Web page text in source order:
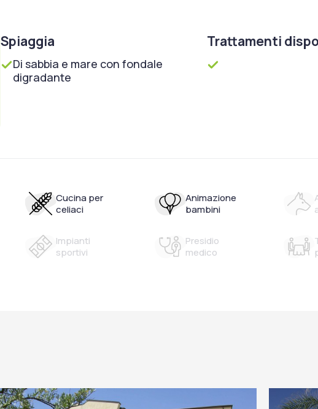
Spiaggia
Di sabbia e mare con fondale
digradante
Trattamenti
Cucina per
celiaci
Animazione
bambini
Impianti
sportivi
Presidio
medico